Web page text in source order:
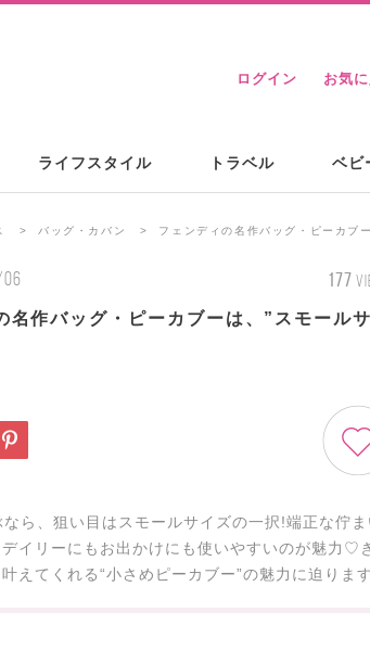
ログイン お気
ライフスタイル トラベル ベビ
バッグ・カバン フェンディの名作バッグ・ピーカブ
177
名作バッグ・ピーカブーは、”スモール
ら、狙い目はスモールサイズの一択!端正な佇ま
イリーにもお出かけにも使いやすいのが魅力♡
えてくれる“小さめピーカブー”の魅力に迫りま